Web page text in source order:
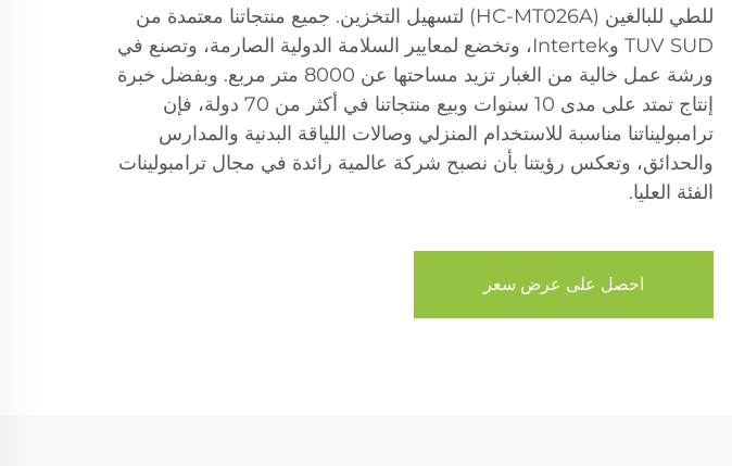
للطي للبالغين (HC-MT026A) لتسهيل التخزين. جميع منتجاتنا معتمدة من
TUV SUD وIntertek، وتخضع لمعايير السلامة الدولية الصارمة، وتصنع في
ورشة عمل خالية من الغبار تزيد مساحتها عن 8000 متر مربع. وبفضل خبرة
إنتاج تمتد على مدى 10 سنوات وبيع منتجاتنا في أكثر من 70 دولة، فإن
ترامبوليناتنا مناسبة للاستخدام المنزلي وصالات اللياقة البدنية والمدارس
والحدائق، وتعكس رؤيتنا بأن نصبح شركة عالمية رائدة في مجال ترامبولينات
الفئة العليا.
احصل على عرض سعر